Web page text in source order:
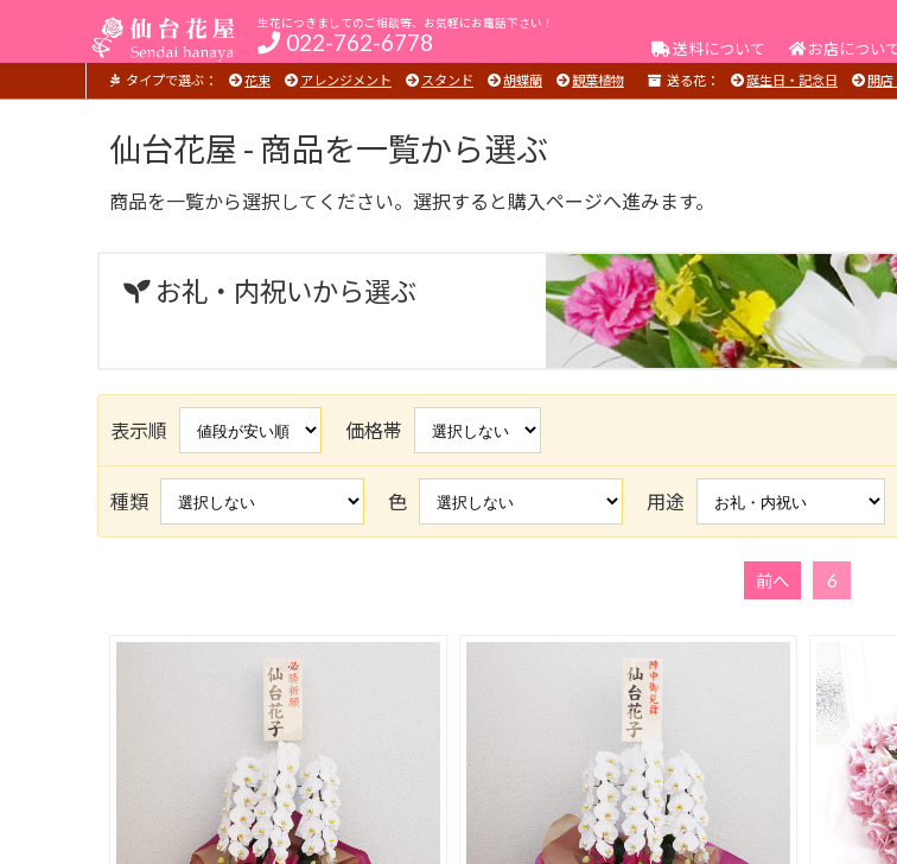
生花につきましてのご相談等、お気軽にお電話下さい！
022-762-6778 送料について お店につい
タイプで選ぶ： 花束 アレンジメント スタンド 胡蝶蘭 観葉植物 送る花： 誕生日・記念日 開店
仙台花屋 - 商品を一覧から選ぶ
商品を一覧から選択してください。選択すると購入ページへ進みます。
お礼・内祝いから選ぶ
表示順 価格帯
種類 色 用途
前へ 6